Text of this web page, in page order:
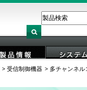
製品情報 システ
受信制御機器 多チャンネ